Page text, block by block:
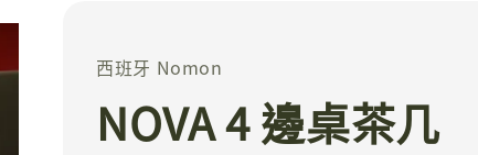
西班牙 Nomon
NOVA 4 邊桌茶几